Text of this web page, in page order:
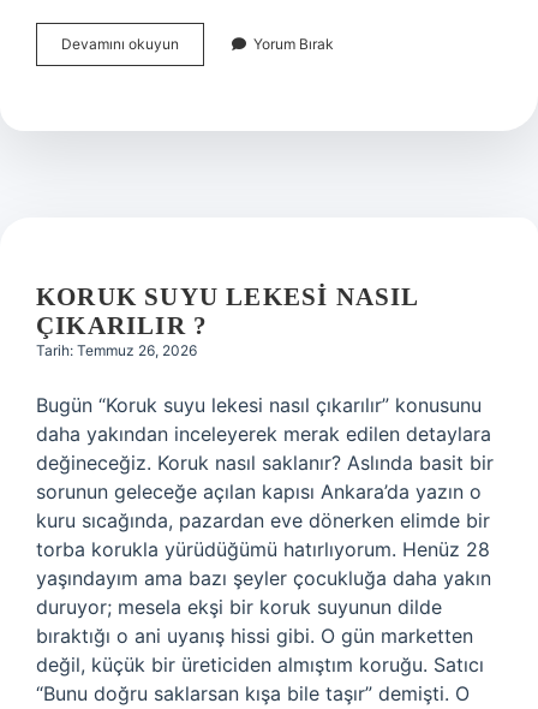
Devamını okuyun
standardı
Yorum Bırak
KORUK SUYU LEKESI NASIL
ÇIKARILIR ?
Tarih: Temmuz 26, 2026
Bugün “Koruk suyu lekesi nasıl çıkarılır” konusunu
daha yakından inceleyerek merak edilen detaylara
değineceğiz. Koruk nasıl saklanır? Aslında basit bir
sorunun geleceğe açılan kapısı Ankara’da yazın o
kuru sıcağında, pazardan eve dönerken elimde bir
torba korukla yürüdüğümü hatırlıyorum. Henüz 28
yaşındayım ama bazı şeyler çocukluğa daha yakın
duruyor; mesela ekşi bir koruk suyunun dilde
bıraktığı o ani uyanış hissi gibi. O gün marketten
değil, küçük bir üreticiden almıştım koruğu. Satıcı
“Bunu doğru saklarsan kışa bile taşır” demişti. O